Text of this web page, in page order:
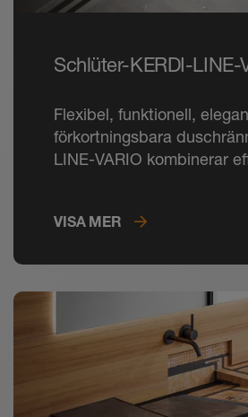
Schlüter-KERDI-LINE-
Flexibel, funktionell,
förkortningsbara
LINE-VARIO kombinerar
VISA MER